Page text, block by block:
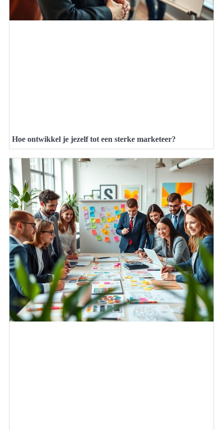
Hoe ontwikkel je jezelf tot een sterke marketeer?